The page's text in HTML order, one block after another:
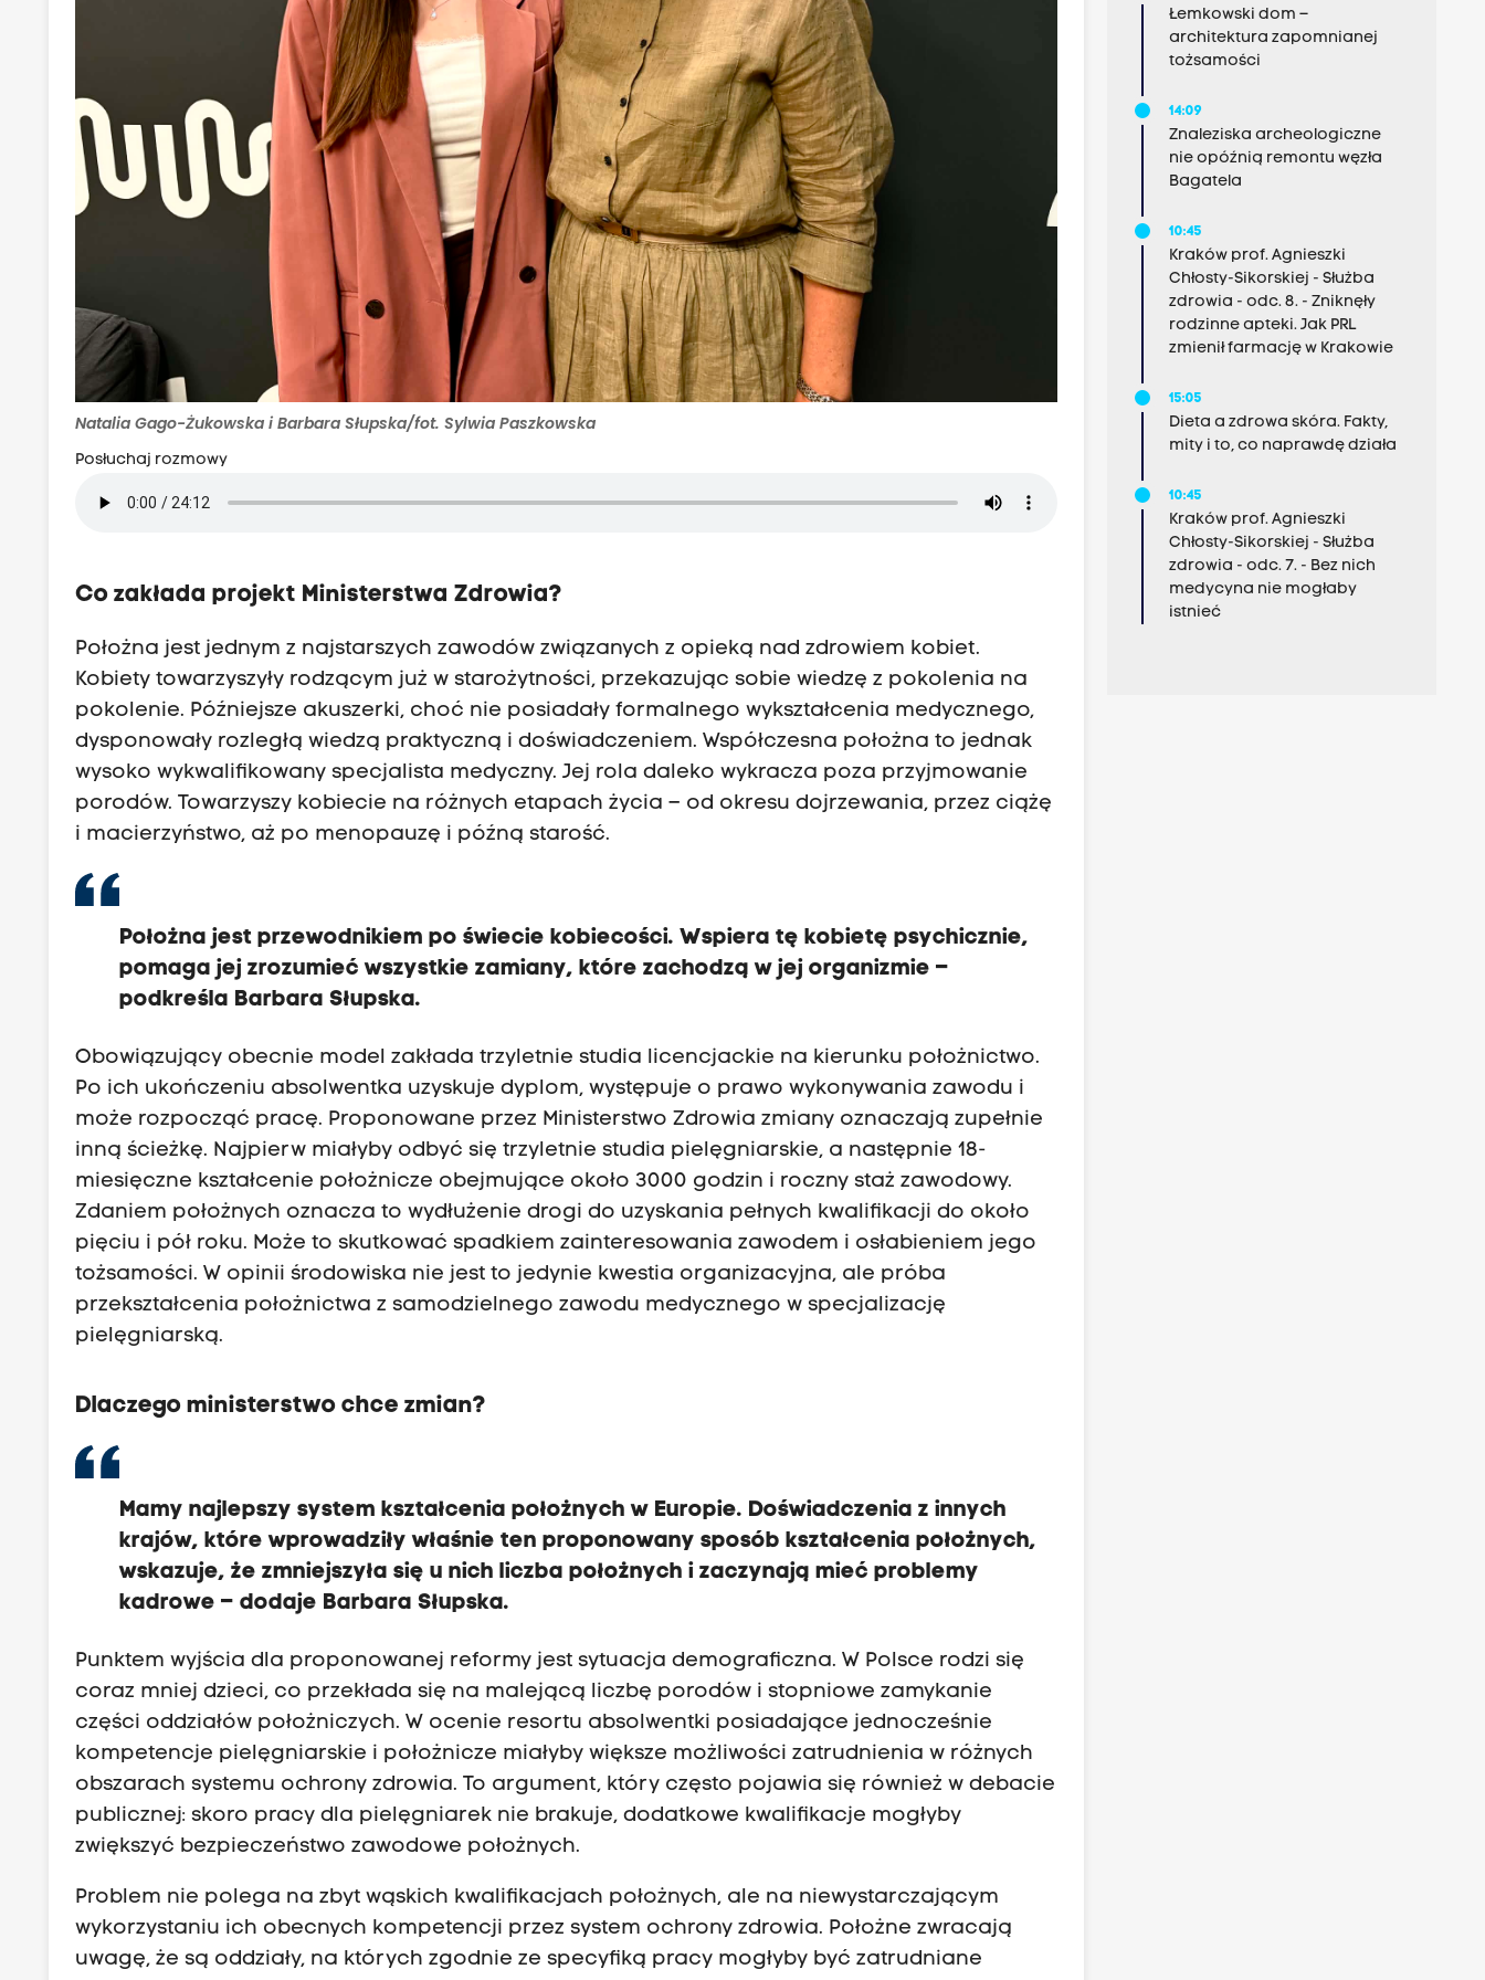
Natalia Gago-Żukowska i Barbara Słupska/fot. Sylwia Paszkowska
Posłuchaj rozmowy
Co zakłada projekt Ministerstwa Zdrowia?
Położna jest jednym z najstarszych zawodów związanych z opieką nad zdrowiem kobiet.
Kobiety towarzyszyły rodzącym już w starożytności, przekazując sobie wiedzę z pokolenia na
pokolenie. Późniejsze akuszerki, choć nie posiadały formalnego wykształcenia medycznego,
dysponowały rozległą wiedzą praktyczną i doświadczeniem. Współczesna położna to jednak
wysoko wykwalifikowany specjalista medyczny. Jej rola daleko wykracza poza przyjmowanie
porodów. Towarzyszy kobiecie na różnych etapach życia – od okresu dojrzewania, przez ciążę
i macierzyństwo, aż po menopauzę i późną starość.
Położna jest przewodnikiem po świecie kobiecości. Wspiera tę kobietę psychicznie,
pomaga jej zrozumieć wszystkie zamiany, które zachodzą w jej organizmie –
podkreśla Barbara Słupska.
Obowiązujący obecnie model zakłada trzyletnie studia licencjackie na kierunku położnictwo.
Po ich ukończeniu absolwentka uzyskuje dyplom, występuje o prawo wykonywania zawodu i
może rozpocząć pracę. Proponowane przez Ministerstwo Zdrowia zmiany oznaczają zupełnie
inną ścieżkę. Najpierw miałyby odbyć się trzyletnie studia pielęgniarskie, a następnie 18-
miesięczne kształcenie położnicze obejmujące około 3000 godzin i roczny staż zawodowy.
Zdaniem położnych oznacza to wydłużenie drogi do uzyskania pełnych kwalifikacji do około
pięciu i pół roku. Może to skutkować spadkiem zainteresowania zawodem i osłabieniem jego
tożsamości. W opinii środowiska nie jest to jedynie kwestia organizacyjna, ale próba
przekształcenia położnictwa z samodzielnego zawodu medycznego w specjalizację
pielęgniarską.
Dlaczego ministerstwo chce zmian?
Mamy najlepszy system kształcenia położnych w Europie. Doświadczenia z innych
krajów, które wprowadziły właśnie ten proponowany sposób kształcenia położnych,
wskazuje, że zmniejszyła się u nich liczba położnych i zaczynają mieć problemy
kadrowe – dodaje Barbara Słupska.
Punktem wyjścia dla proponowanej reformy jest sytuacja demograficzna. W Polsce rodzi się
coraz mniej dzieci, co przekłada się na malejącą liczbę porodów i stopniowe zamykanie
części oddziałów położniczych. W ocenie resortu absolwentki posiadające jednocześnie
kompetencje pielęgniarskie i położnicze miałyby większe możliwości zatrudnienia w różnych
obszarach systemu ochrony zdrowia. To argument, który często pojawia się również w debacie
publicznej: skoro pracy dla pielęgniarek nie brakuje, dodatkowe kwalifikacje mogłyby
zwiększyć bezpieczeństwo zawodowe położnych.
Problem nie polega na zbyt wąskich kwalifikacjach położnych, ale na niewystarczającym
wykorzystaniu ich obecnych kompetencji przez system ochrony zdrowia. Położne zwracają
uwagę, że są oddziały, na których zgodnie ze specyfiką pracy mogłyby być zatrudniane
Łemkowski dom –
architektura zapomnianej
tożsamości
14:09
Znaleziska archeologiczne
nie opóźnią remontu węzła
Bagatela
10:45
Kraków prof. Agnieszki
Chłosty-Sikorskiej - Służba
zdrowia - odc. 8. - Zniknęły
rodzinne apteki. Jak PRL
zmienił farmację w Krakowie
15:05
Dieta a zdrowa skóra. Fakty,
mity i to, co naprawdę działa
10:45
Kraków prof. Agnieszki
Chłosty-Sikorskiej - Służba
zdrowia - odc. 7. - Bez nich
medycyna nie mogłaby
istnieć